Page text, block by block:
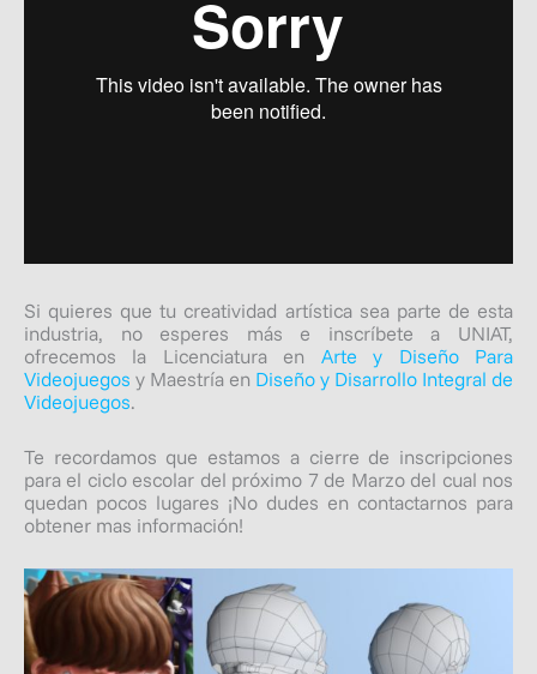
Si quieres que tu creatividad artística sea parte de esta
industria, no esperes más e inscríbete a UNIAT,
ofrecemos la Licenciatura en Arte y Diseño Para
Videojuegos y Maestría en Diseño y Disarrollo Integral de
Videojuegos.
Te recordamos que estamos a cierre de inscripciones
para el ciclo escolar del próximo 7 de Marzo del cual nos
quedan pocos lugares ¡No dudes en contactarnos para
obtener mas información!